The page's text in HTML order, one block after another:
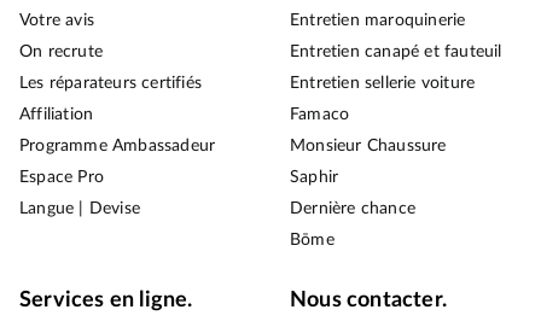
Votre avis
On recrute
Les réparateurs certifiés
Affiliation
Programme Ambassadeur
Espace Pro
Langue | Devise
Entretien maroquinerie
Entretien canapé et fauteuil
Entretien sellerie voiture
Famaco
Monsieur Chaussure
Saphir
Dernière chance
Bōme
Services en ligne. Nous contacter.